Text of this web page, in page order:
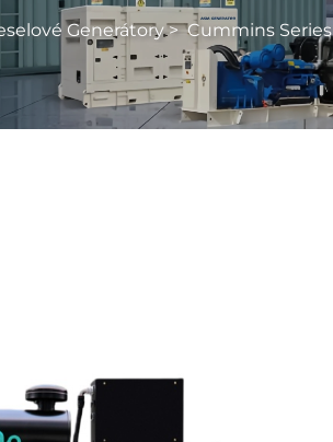
Generátory>Cummins Series